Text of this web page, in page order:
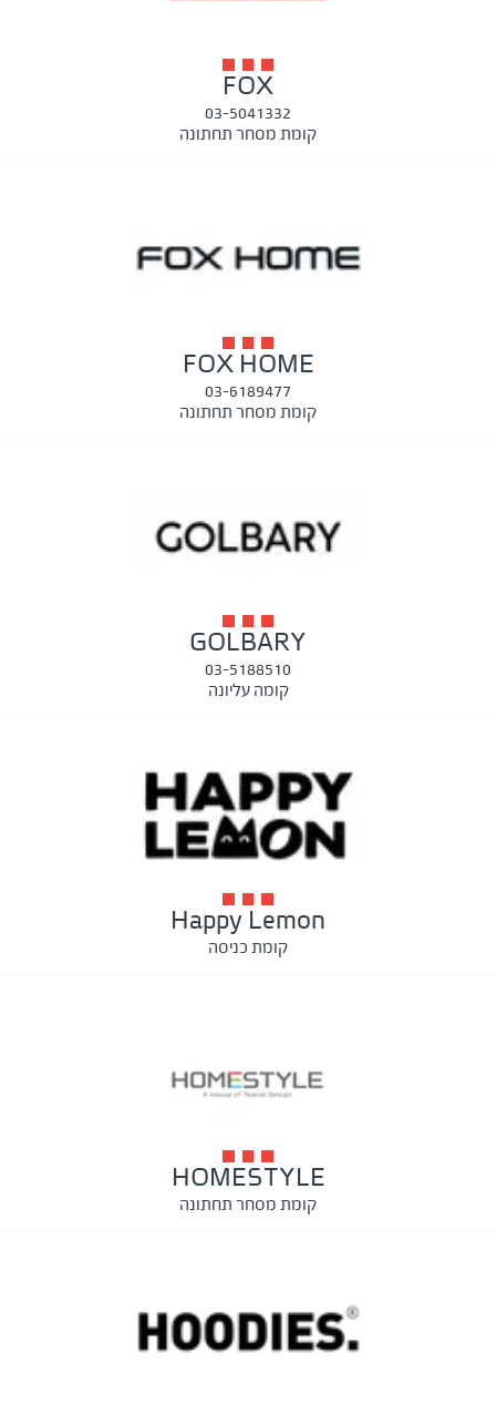
FOX
03-5041332
קומת מסחר תחתונה
FOX HOME
03-6189477
קומת מסחר תחתונה
GOLBARY
03-5188510
קומה עליונה
Happy Lemon
קומת כניסה
HOMESTYLE
קומת מסחר תחתונה